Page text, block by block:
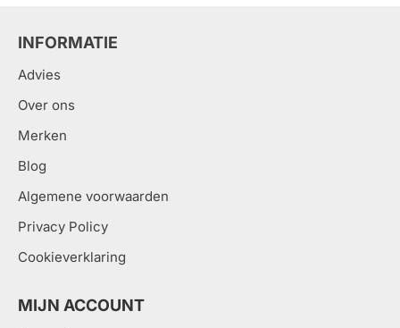
INFORMATIE
Advies
Over ons
Merken
Blog
Algemene voorwaarden
Privacy Policy
Cookieverklaring
MIJN ACCOUNT